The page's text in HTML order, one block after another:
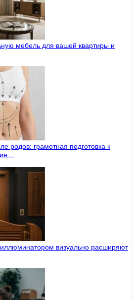
мебель для вашей квартиры и
родов: грамотная подготовка к
иллюминатором визуально расширяют